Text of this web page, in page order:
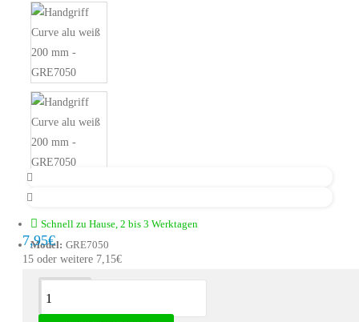
Schnell zu Hause, 2 bis 3 Werktagen
Model: GRE7050
7,95€
15 oder weitere 7,15€
Beschreibung